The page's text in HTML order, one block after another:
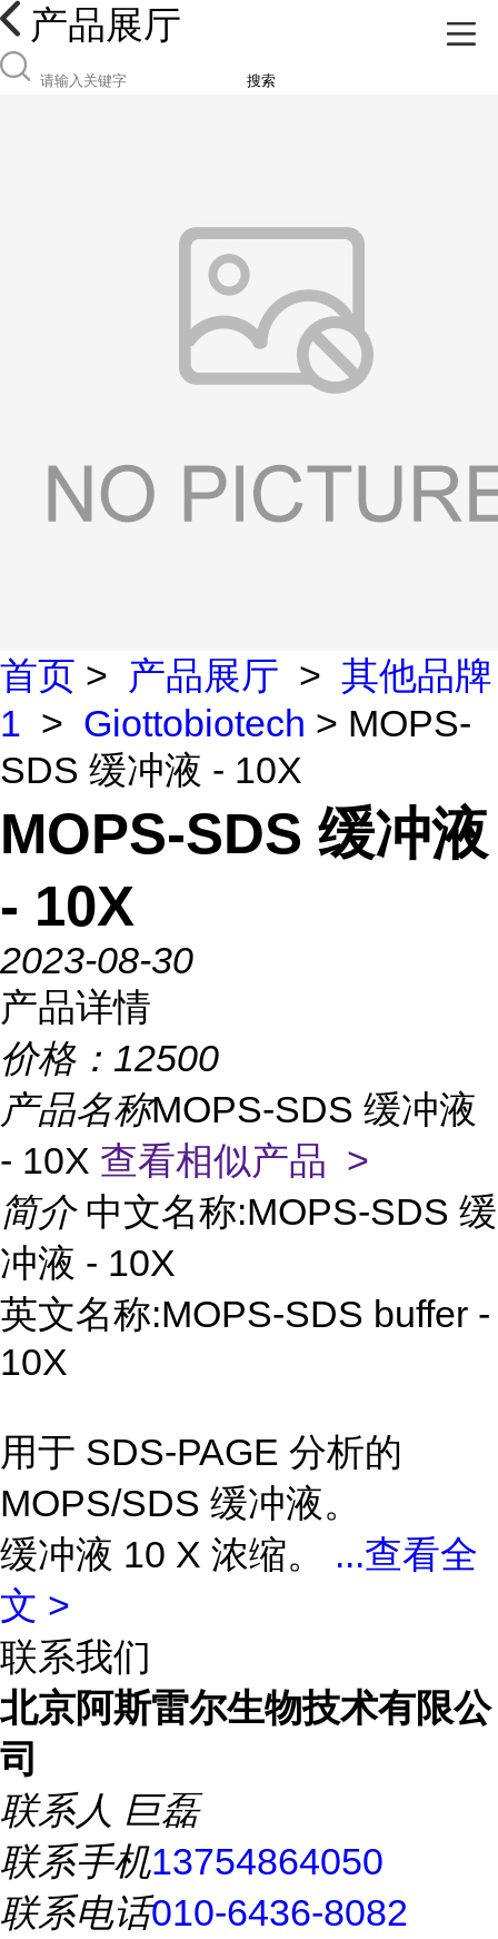
产品展厅
搜索
首页 > 产品展厅 > 其他品牌
1 > Giottobiotech > MOPS-
SDS 缓冲液 - 10X
MOPS-SDS 缓冲液
- 10X
2023-08-30
产品详情
价格： 12500
产品名称MOPS-SDS 缓冲液
- 10X 查看相似产品 >
简介 中文名称:MOPS-SDS 缓
冲液 - 10X
英文名称:MOPS-SDS buffer -
10X
用于 SDS-PAGE 分析的
MOPS/SDS 缓冲液。
缓冲液 10 X 浓缩。 ...查看全
文 >
联系我们
北京阿斯雷尔生物技术有限公
司
联系人 巨磊
联系手机13754864050
联系电话010-6436-8082